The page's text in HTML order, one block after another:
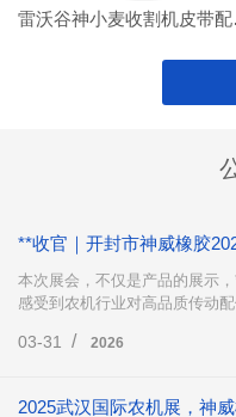
雷
**收官｜开封市神威橡胶
本次展会，不仅是产品的展示
感受到农机行业对高品质传动
03-31 / 2026
2025武汉国际农机展，神